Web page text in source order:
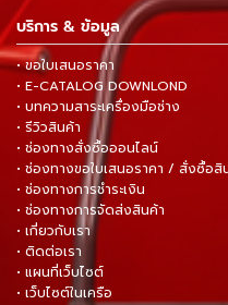
บริการ & ข้อมูล
• ขอใบเสนอราคา
• E-CATALOG DOWNLOND
• บทความสาระเครื่องมือช่าง
• รีวิวสินค้า
• ช่องทางสั่งซื้อออนไลน์
• ช่องทางขอใบเสนอราคา / สั่งซื้อสิ
• ช่องทางการชำระเงิน
• ช่องทางการจัดส่งสินค้า
• เกี่ยวกับเรา
• ติดต่อเรา
• แผนที่เว็บไซต์
• เว็บไซต์ในเครือ